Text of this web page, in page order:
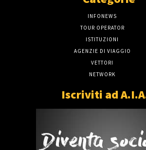
INFONEWS
TOUR OPERATOR
ISTITUZIONI
AGENZIE DI VIAGGIO
VETTORI
NETWORK
Iscriviti ad